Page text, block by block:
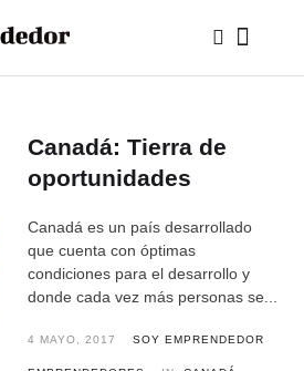
Canadá: Tierra de
oportunidades
Canadá es un país desarrollado
que cuenta con óptimas
condiciones para el desarrollo y
donde cada vez más personas se...
4 MAYO, 2017 SOY EMPRENDEDOR